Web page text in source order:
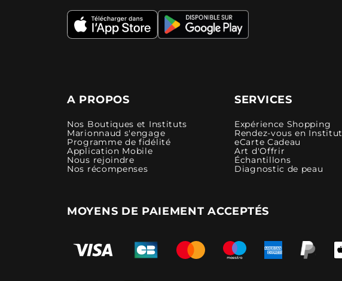
A PROPOS
Nos Boutiques et Instituts
Marionnaud s'engage
Programme de fidélité
Application Mobile
Nous rejoindre
Nos récompenses
SERVICES
Expérience Shopping
Rendez-vous en Institut
eCarte Cadeau
Art d'Offrir
Échantillons
Diagnostic de peau
MOYENS DE PAIEMENT ACCEPTÉS